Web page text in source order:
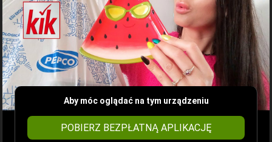
Aby móc oglądać na tym urządzeniu
POBIERZ BEZPŁATNĄ APLIKACJĘ